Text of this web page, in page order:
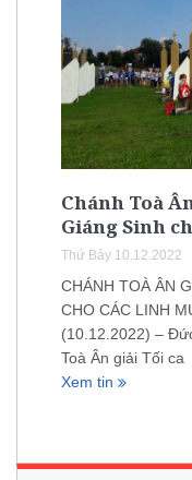
Chánh Toà
Giáng Sinh
Thứ Bảy 10.12.2022
CHÁNH TOÀ ÂN
CHO CÁC LINH
(10.12.2022) –
Toà Ân giải Tối ca
Xem tin